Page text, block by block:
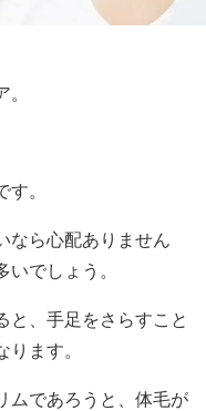
。
なら心配ありません
でしょう。
と、手足をさらすこと
ます。
ムであろうと、体毛が